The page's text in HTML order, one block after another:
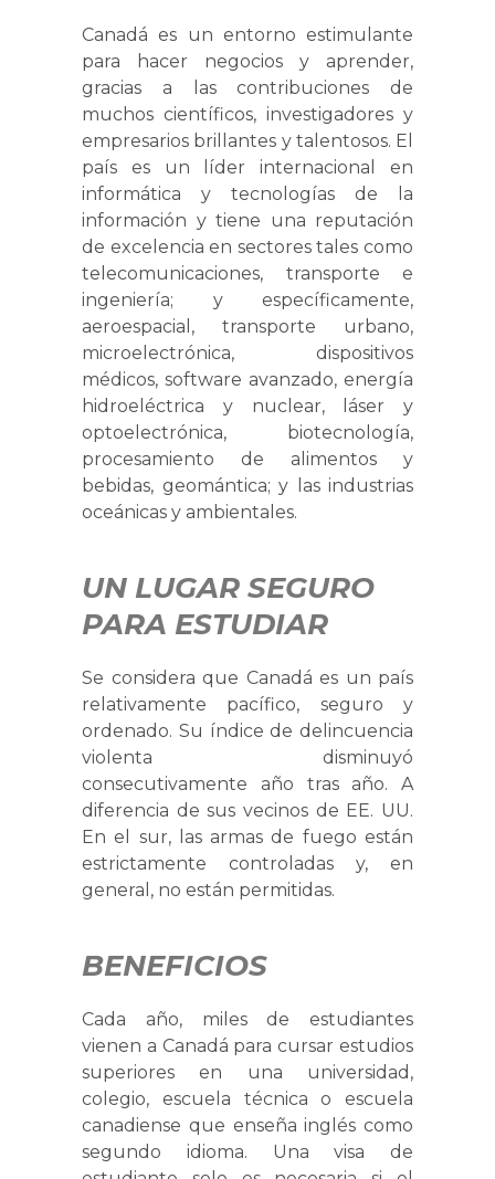
Canadá es un entorno estimulante
para hacer negocios y aprender,
gracias a las contribuciones de
muchos científicos, investigadores y
empresarios brillantes y talentosos. El
país es un líder internacional en
informática y tecnologías de la
información y tiene una reputación
de excelencia en sectores tales como
telecomunicaciones, transporte e
ingeniería; y específicamente,
aeroespacial, transporte urbano,
microelectrónica, dispositivos
médicos, software avanzado, energía
hidroeléctrica y nuclear, láser y
optoelectrónica, biotecnología,
procesamiento de alimentos y
bebidas, geomántica; y las industrias
oceánicas y ambientales.
UN LUGAR SEGURO
PARA ESTUDIAR
Se considera que Canadá es un país
relativamente pacífico, seguro y
ordenado. Su índice de delincuencia
violenta disminuyó
consecutivamente año tras año. A
diferencia de sus vecinos de EE. UU.
En el sur, las armas de fuego están
estrictamente controladas y, en
general, no están permitidas.
BENEFICIOS
Cada año, miles de estudiantes
vienen a Canadá para cursar estudios
superiores en una universidad,
colegio, escuela técnica o escuela
canadiense que enseña inglés como
segundo idioma. Una visa de